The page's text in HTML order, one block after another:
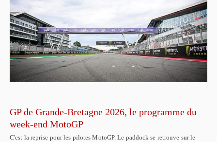
GP de Grande-Bretagne 2026, le programme du
week-end MotoGP
C'est la reprise pour les pilotes MotoGP. Le paddock se retrouve sur le